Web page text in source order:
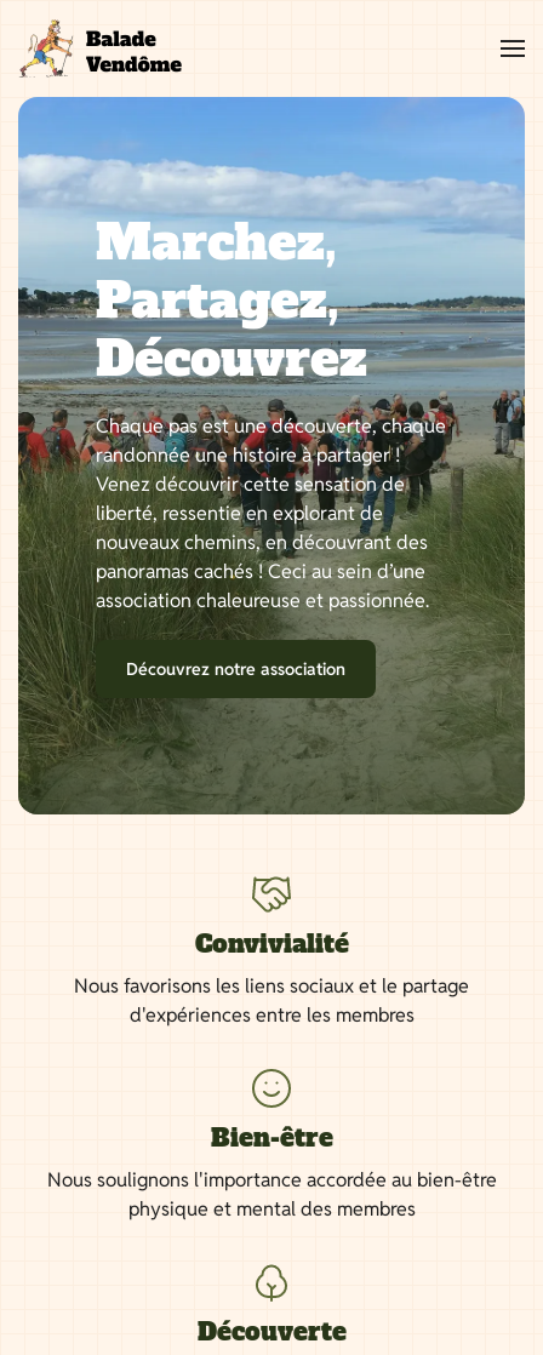
contenu
Marchez,
Partagez,
Découvrez
Chaque pas est une découverte, chaque
randonnée une histoire à partager !
Venez découvrir cette sensation de
liberté, ressentie en explorant de
nouveaux chemins, en découvrant des
panoramas cachés ! Ceci au sein d’une
association chaleureuse et passionnée.
Découvrez notre association
Convivialité
Nous favorisons les liens sociaux et le partage
d'expériences entre les membres
Bien-être
Nous soulignons l'importance accordée au bien-être
physique et mental des membres
Découverte